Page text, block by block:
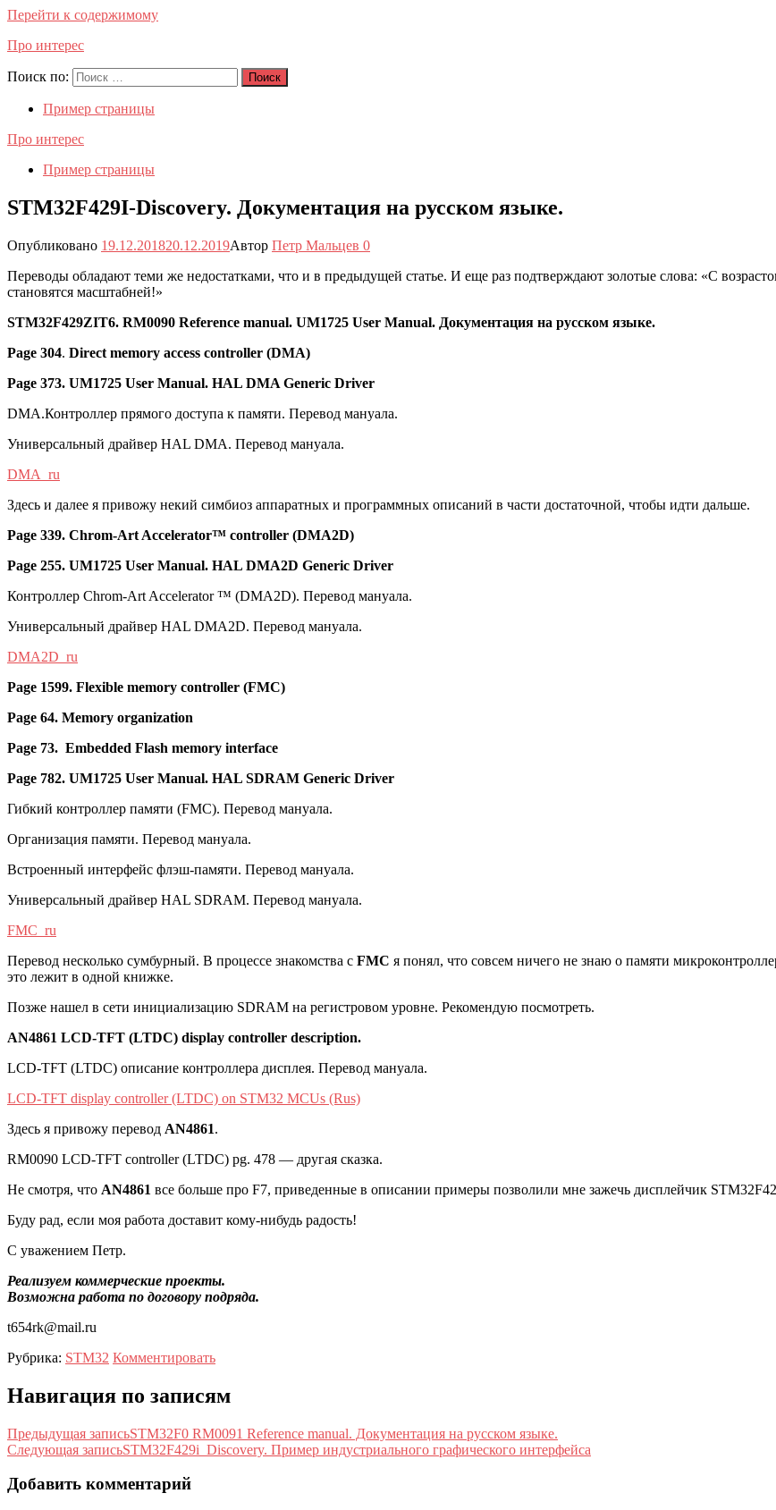
Перейти к содержимому
Про интерес
Поиск по: Поиск
Пример страницы
Про интерес
Пример страницы
STM32F429I-Discovery. Документация на русском языке.
Опубликовано 19.12.201820.12.2019Автор Петр Мальцев 0
Переводы обладают теми же недостатками, что и в предыдущей статье. И еще раз подтверждают золотые слова: «С
становятся масштабней!»
STM32F429ZIT6. RM0090 Reference manual. UM1725 User Manual. Документация на русском языке.
Page 304. Direct memory access controller (DMA)
Page 373. UM1725 User Manual. HAL DMA Generic Driver
DMA.Контроллер прямого доступа к памяти. Перевод мануала.
Универсальный драйвер HAL DMA. Перевод мануала.
DMA_ru
Здесь и далее я привожу некий симбиоз аппаратных и программных описаний в части достаточной, чтобы идти дальше.
Page 339. Chrom-Art Accelerator™ controller (DMA2D)
Page 255. UM1725 User Manual. HAL DMA2D Generic Driver
Контроллер Chrom-Art Accelerator ™ (DMA2D). Перевод мануала.
Универсальный драйвер HAL DMA2D. Перевод мануала.
DMA2D_ru
Page 1599. Flexible memory controller (FMC)
Page 64. Memory organization
Page 73. Embedded Flash memory interface
Page 782. UM1725 User Manual. HAL SDRAM Generic Driver
Гибкий контроллер памяти (FMC). Перевод мануала.
Организация памяти. Перевод мануала.
Встроенный интерфейс флэш-памяти. Перевод мануала.
Универсальный драйвер HAL SDRAM. Перевод мануала.
FMC_ru
Перевод несколько сумбурный. В процессе знакомства с FMC я понял, что совсем ничего не знаю о памяти
это лежит в одной книжке.
Позже нашел в сети инициализацию SDRAM на регистровом уровне. Рекомендую посмотреть.
AN4861 LCD-TFT (LTDC) display controller description.
LCD-TFT (LTDC) описание контроллера дисплея. Перевод мануала.
LCD-TFT display controller (LTDC) on STM32 MCUs (Rus)
Здесь я привожу перевод AN4861.
RM0090 LCD-TFT controller (LTDC) pg. 478 — другая сказка.
Не смотря, что AN4861 все больше про F7, приведенные в описании примеры позволили мне зажечь дисплейчик
Буду рад, если моя работа доставит кому-нибудь радость!
С уважением Петр.
Реализуем коммерческие проекты.
Возможна работа по договору подряда.
t654rk@mail.ru
Рубрика: STM32 Комментировать
Навигация по записям
Предыдущая записьSTM32F0 RM0091 Reference manual. Документация на русском языке.
Следующая записьSTM32F429i_Discovery. Пример индустриального графического интерфейса
Добавить комментарий